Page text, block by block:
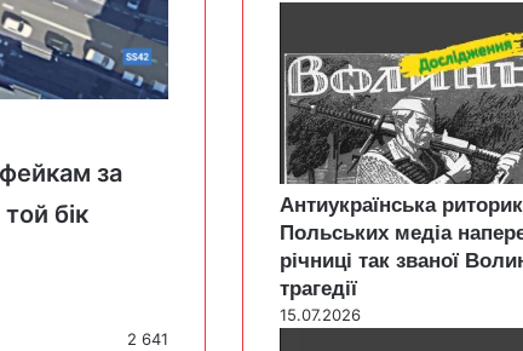
за
бік
2 641
Антиукраїнська
Польських медіа
річниці так званої
трагедії
15.07.2026